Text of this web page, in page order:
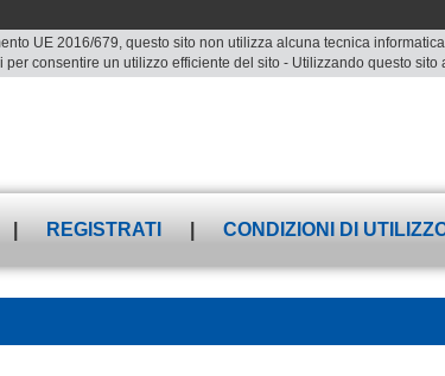
UE 2016/679, questo sito non utilizza alcuna tecnica
consentire un utilizzo efficiente del sito - Utilizzando questo sito
REGISTRATI CONDIZIONI DI